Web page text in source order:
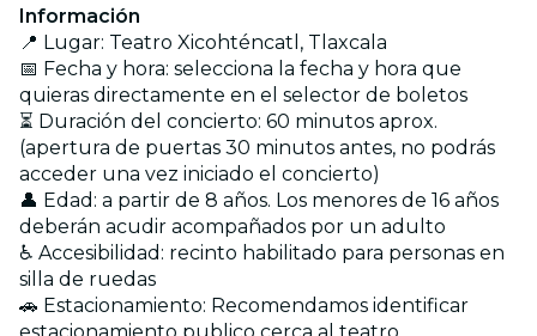
Información
📍 Lugar: Teatro Xicohténcatl, Tlaxcala
📅 Fecha y hora: selecciona la fecha y hora que
quieras directamente en el selector de boletos
⏳ Duración del concierto: 60 minutos aprox.
(apertura de puertas 30 minutos antes, no podrás
acceder una vez iniciado el concierto)
👤 Edad: a partir de 8 años. Los menores de 16 años
deberán acudir acompañados por un adulto
♿ Accesibilidad: recinto habilitado para personas en
silla de ruedas
🚗 Estacionamiento: Recomendamos identificar
estacionamiento publico cerca al teatro